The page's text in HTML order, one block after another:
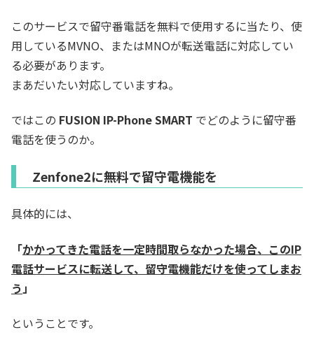
このサービスで留守番電話を無料で使用するに当たり、使
用しているMVNO、またはMNOが転送電話に対応してい
る必要があります。
まあだいたい対応していますね。
ではこの FUSION IP-Phone SMART でどのように留守番
電話を使うのか。
Zenfone2に無料で留守電機能を
具体的には、
「かかってきた電話を一定時間取らなかった場合、このIP
電話サービスに転送して、留守電機能だけを使ってしまお
う 」
ということです。